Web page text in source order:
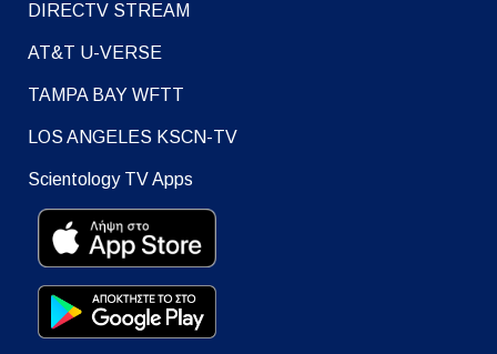
DIRECTV STREAM
AT&T U-VERSE
TAMPA BAY WFTT
LOS ANGELES KSCN-TV
Scientology TV Apps